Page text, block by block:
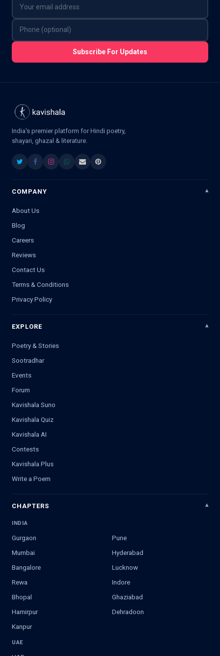
Subscribe For Updates
India's premier platform for Hindi poetry,
shayari, ghazal & literature.
COMPANY
About Us
Blog
Careers
Reviews
Contact Us
Terms & Conditions
Privacy Policy
EXPLORE
Poetry & Stories
Sootradhar
Events
Forum
Kavishala Suno
Kavishala Quiz
Kavishala AI
Contests
Kavishala Plus
Write a Poem
CHAPTERS
INDIA
Gurgaon
Pune
Mumbai
Hyderabad
Bangalore
Lucknow
Rewa
Indore
Bhopal
Ghaziabad
Hamirpur
Dehradoon
Kanpur
UAE